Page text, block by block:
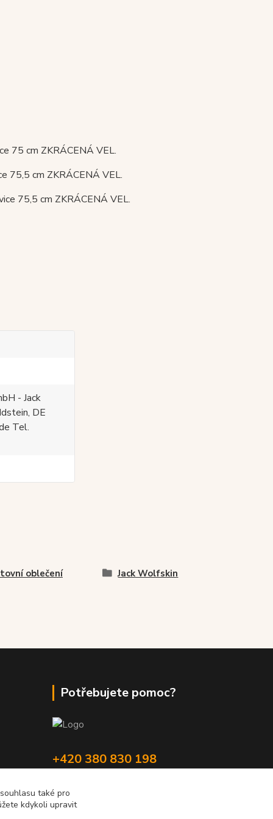
75 cm ZKRÁCENÁ VEL.
75,5 cm ZKRÁCENÁ VEL.
75,5 cm ZKRÁCENÁ VEL.
- Jack
DE
Tel.
oblečení
Jack Wolfskin
Potřebujete pomoc?
+420 380 830 198
také pro
kdykoli upravit